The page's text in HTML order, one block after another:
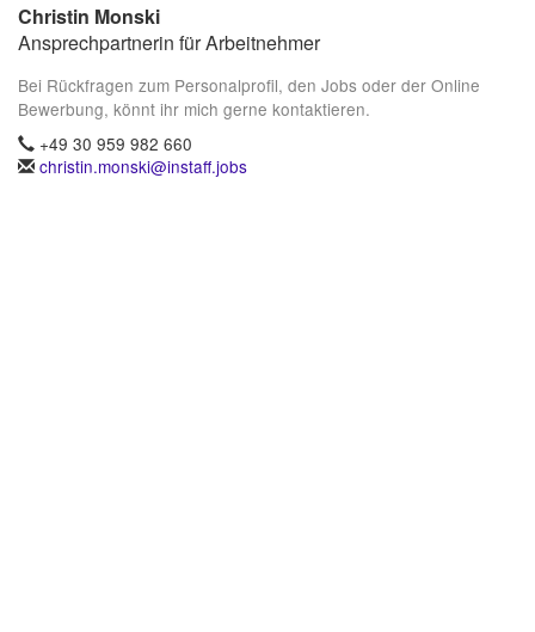
Christin Monski
Ansprechpartnerin für Arbeitnehmer
Bei Rückfragen zum Personalprofil, den Jobs oder der Online
Bewerbung, könnt ihr mich gerne kontaktieren.
+49 30 959 982 660
christin.monski@instaff.jobs